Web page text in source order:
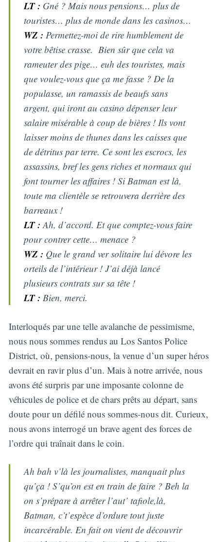
LT : Gné ? Mais nous pensions… plus de
touristes… plus de monde dans les casinos…
WZ : Permettez-moi de rire humblement de
votre bêtise crasse. Bien sûr que cela va
rameuter des pige… euh des touristes, mais
que voulez-vous que ça me fasse ? De la
populasse, un ramassis de beaufs sans
argent, qui iront au casino dépenser leur
salaire misérable à coup de bières ! Ils vont
laisser moins de thunes dans les caisses que
de détritus par terre. Ce sont les escrocs, les
assassins, bref les gens riches et normaux qui
font tourner les affaires ! Si Batman est là,
toute ma clientèle se retrouvera derrière des
barreaux !
LT : Ah, d’accord. Et que comptez-vous faire
pour contrer cette… menace ?
WZ : Que le grand ver solitaire lui dévore les
orteils de l’intérieur ! J’ai déjà lancé
plusieurs contrats sur sa tête !
LT : Bien, merci.
Interloqués par une telle avalanche de pessimisme,
nous nous sommes rendus au Los Santos Police
District, où, pensions-nous, la venue d’un super héros
devrait en ravir plus d’un. Mais à notre arrivée, nous
avons été surpris par une imposante colonne de
véhicules de police et de chars prêts au départ, sans
doute pour un défilé nous sommes-nous dit. Curieux,
nous avons interrogé un brave agent des forces de
l’ordre qui traînait dans le coin.
Ah bah v’là les journalistes, manquait plus
qu’ça ! S’qu’on est en train de faire ? Beh la
on s’prépare à arrêter l’aut’ tafiole,là,
Batman, c’t’espèce d’ordure tout juste
incarcérable. En fait on vient de découvrir